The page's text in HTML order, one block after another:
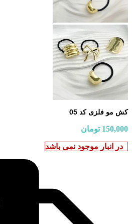
کش مو فلزی کد 05
150,000 تومان
در انبار موجود نمی باشد